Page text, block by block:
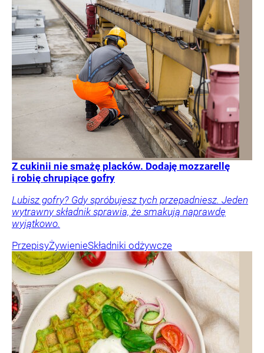
Z cukinii nie smażę placków. Dodaję mozzarellę
i robię chrupiące gofry
Lubisz gofry? Gdy spróbujesz tych przepadniesz. Jeden
wytrawny składnik sprawia, że smakują naprawdę
wyjątkowo.
PrzepisyŻywienieSkładniki odżywcze